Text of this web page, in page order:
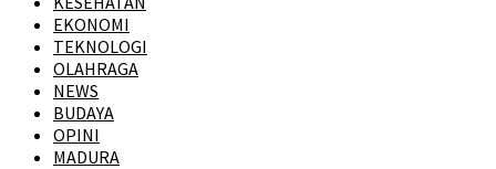
EKONOMI
TEKNOLOGI
OLAHRAGA
NEWS
BUDAYA
OPINI
MADURA